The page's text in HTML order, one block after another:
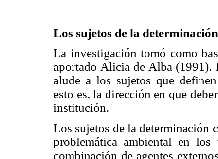
Los sujetos de la
La investigación tomó como
aportado Alicia de Alba (1991).
alude a los sujetos que
esto es, la dirección en que
institución.
Los sujetos de la determinación
problemática ambiental en
combinación de agentes